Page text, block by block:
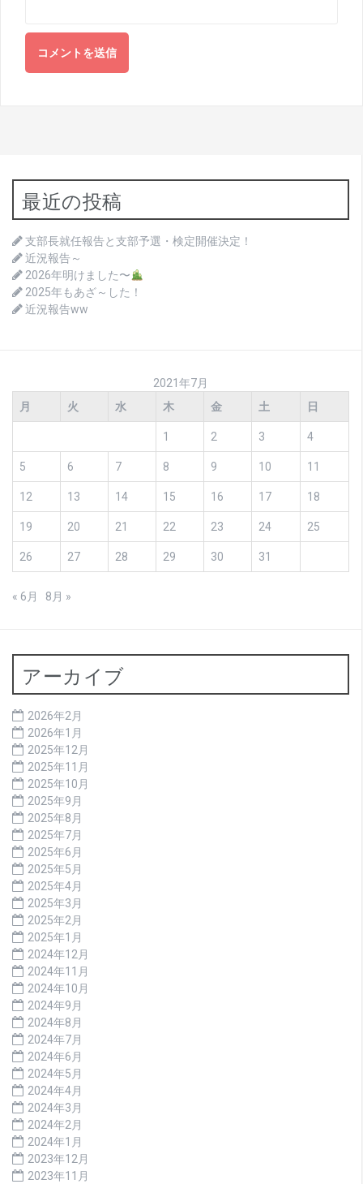
最近の投稿
支部長就任報告と支部予選・検定開催決定！
近況報告～
2026年明けました〜
2025年もあざ～した！
近況報告ww
2021年7月
月
火 水 木 金 土 日
1 2 3 4
5 6 7 8 9 10 11
12 13 14 15 16 17 18
19 20 21 22 23 24 25
26 27 28 29 30 31
« 6月 8月 »
アーカイブ
2026年2月
2026年1月
2025年12月
2025年11月
2025年10月
2025年9月
2025年8月
2025年7月
2025年6月
2025年5月
2025年4月
2025年3月
2025年2月
2025年1月
2024年12月
2024年11月
2024年10月
2024年9月
2024年8月
2024年7月
2024年6月
2024年5月
2024年4月
2024年3月
2024年2月
2024年1月
2023年12月
2023年11月